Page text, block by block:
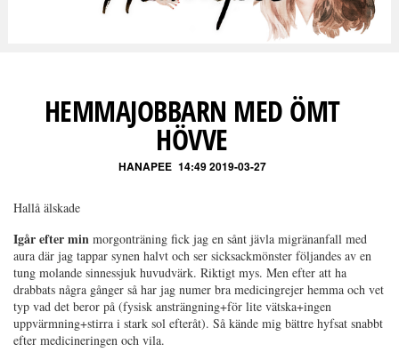
HEMMAJOBBARN MED ÖMT
HÖVVE
HANAPEE 14:49 2019-03-27
Hallå älskade
Igår efter min morgonträning fick jag en sånt jävla migränanfall med
aura där jag tappar synen halvt och ser sicksackmönster följandes av en
tung molande sinnessjuk huvudvärk. Riktigt mys. Men efter att ha
drabbats några gånger så har jag numer bra medicingrejer hemma och vet
typ vad det beror på (fysisk ansträngning+för lite vätska+ingen
uppvärmning+stirra i stark sol efteråt). Så kände mig bättre hyfsat snabbt
efter medicineringen och vila.